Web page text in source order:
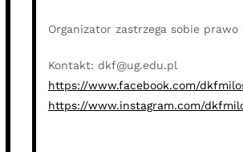
Organizator zastrzega sobie
Kontakt: dkf@ug.edu.pl
https://www.facebook.com/
https://www.instagram.com/